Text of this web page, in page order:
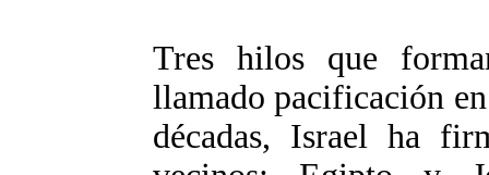
Tres hilos que
llamado pacificación
décadas, Israel ha